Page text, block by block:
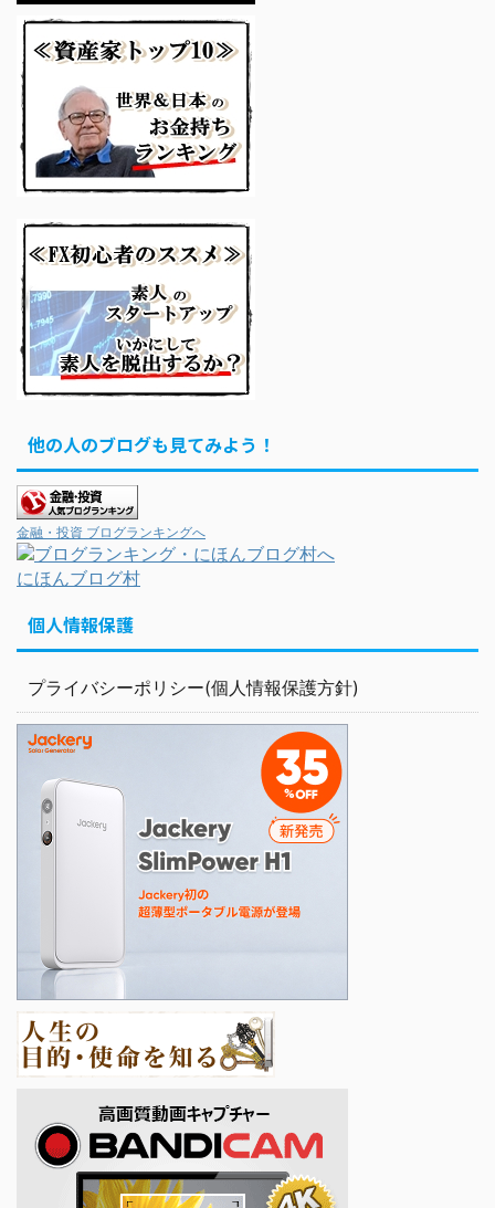
他の人のブログも見てみよう！
金融・投資 ブログランキングへ
にほんブログ村
個人情報保護
プライバシーポリシー(個人情報保護方針)